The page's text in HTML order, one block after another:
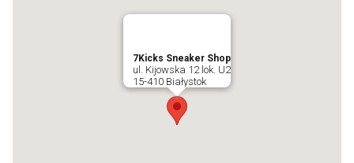
7Kicks Sneaker Shop
ul. Kijowska 12 lok. U2
15-410 Białystok